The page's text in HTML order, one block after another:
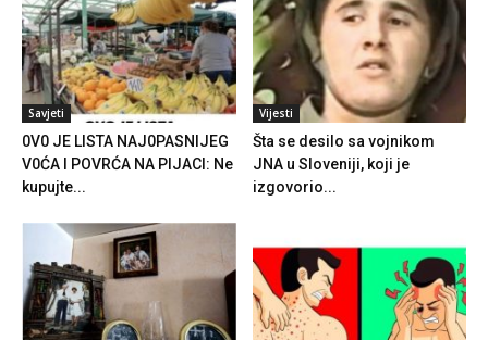
Savjeti
0V0 JE LISTA NAJ0PASNIJEG
V0ĆA I POVRĆA NA PIJACI: Ne
kupujte...
Vijesti
Šta se desilo sa vojnikom
JNA u Sloveniji, koji je
izgovorio...